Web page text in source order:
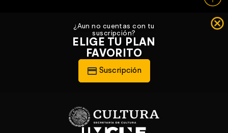
¿Aun no cuentas con tu
suscripción?
ELIGE TU PLAN
FAVORITO
Suscripción